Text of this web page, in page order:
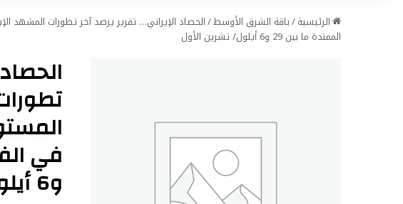
الرئيسية/باقة الشرق الأوسط/الحصاد الإيراني… تقرير يرصد آخر تطورات المشهد
الممتدة ما بين 29 و6 أيلول/ تشرين الأول
و6 أيلول/ تشرين الأول